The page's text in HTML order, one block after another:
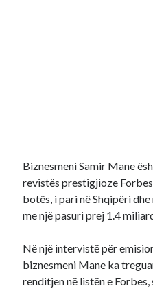
Biznesmeni Samir Mane
revistës prestigjioze
botës, i pari në Shqipëri
me një pasuri prej 1.4
Në një intervistë për
biznesmeni Mane ka
renditjen në listën e